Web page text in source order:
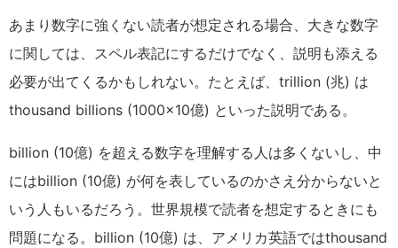
あまり数字に強くない読者が想定される場合、大きな数字
に関しては、スペル表記にするだけでなく、説明も添える
必要が出てくるかもしれない。たとえば、trillion (兆) は
thousand billions (1000×10億) といった説明である。
billion (10億) を超える数字を理解する人は多くないし、中
にはbillion (10億) が何を表しているのかさえ分からないと
いう人もいるだろう。世界規模で読者を想定するときにも
問題になる。billion (10億) は、アメリカ英語ではthousand